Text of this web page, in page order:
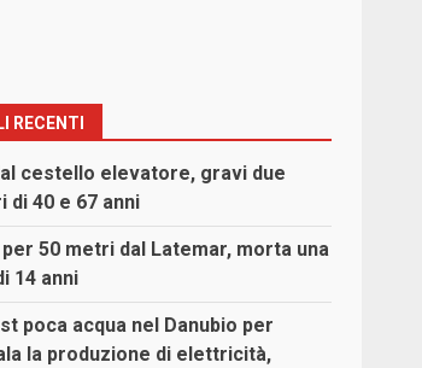
RECENTI
cestello elevatore, gravi due
di 40 e 67 anni
50 metri dal Latemar, morta una
14 anni
poca acqua nel Danubio per
la produzione di elettricità,